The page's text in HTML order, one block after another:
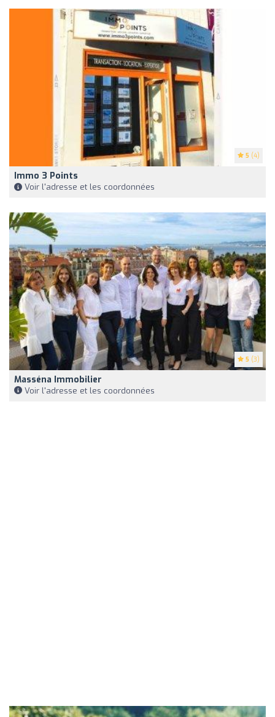
5 (4)
Immo 3 Points
Voir l'adresse et les coordonnées
5 (3)
Masséna Immobilier
Voir l'adresse et les coordonnées